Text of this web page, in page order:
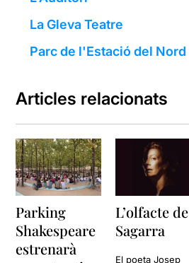
La Gleva Teatre
Parc de l'Estació del Nord
Articles relacionats
Parking
Shakespeare
estrenarà
L’olfacte de
Sagarra
El poeta Josep